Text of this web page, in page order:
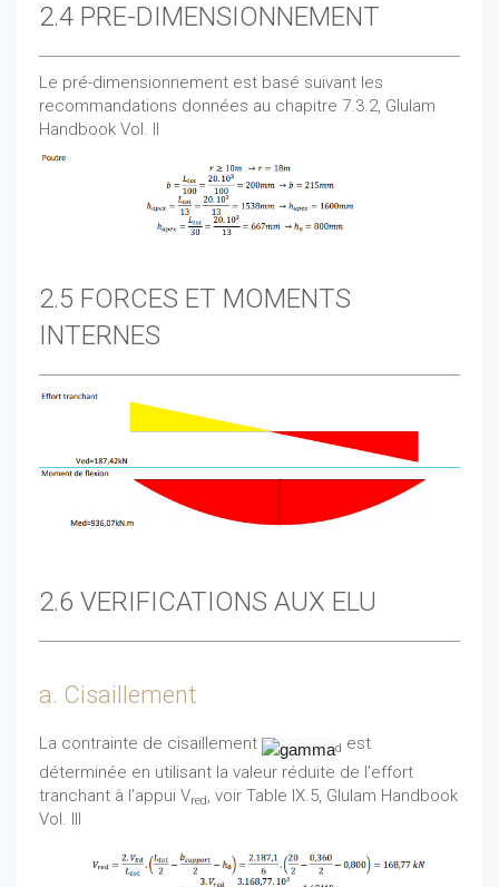
2.4 PRE-DIMENSIONNEMENT
Le pré-dimensionnement est basé suivant les
recommandations données au chapitre 7.3.2, Glulam
Handbook Vol. II
2.5 FORCES ET MOMENTS
INTERNES
2.6 VERIFICATIONS AUX ELU
a. Cisaillement
La contrainte de cisaillement d est
déterminée en utilisant la valeur réduite de l’effort
tranchant à l’appui Vred, voir Table IX.5, Glulam Handbook
Vol. III